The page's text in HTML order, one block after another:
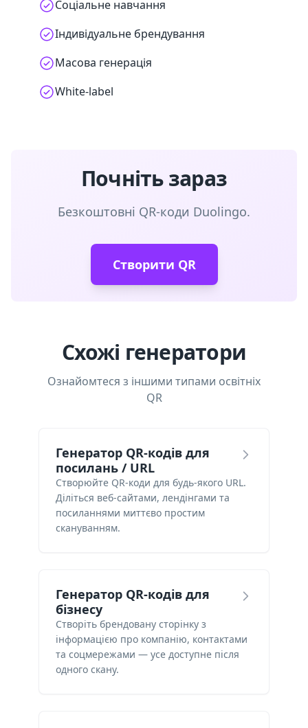
Соціальне навчання
Індивідуальне брендування
Масова генерація
White-label
Почніть зараз
Безкоштовні QR-коди Duolingo.
Створити QR
Схожі генератори
Ознайомтеся з іншими типами освітніх
QR
Генератор QR-кодів для
посилань / URL
Створюйте QR-коди для будь-якого URL.
Діліться веб-сайтами, лендінгами та
посиланнями миттєво простим
скануванням.
Генератор QR-кодів для
бізнесу
Створіть брендовану сторінку з
інформацією про компанію, контактами
та соцмережами — усе доступне після
одного скану.